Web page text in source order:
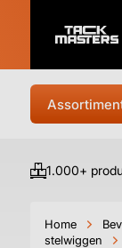
1.000+
Home
stelwiggen